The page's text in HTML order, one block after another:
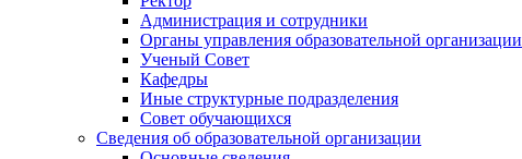
Администрация и сотрудники
Органы управления образовательной организации
Ученый Совет
Кафедры
Иные структурные подразделения
Совет обучающихся
Сведения об образовательной организации